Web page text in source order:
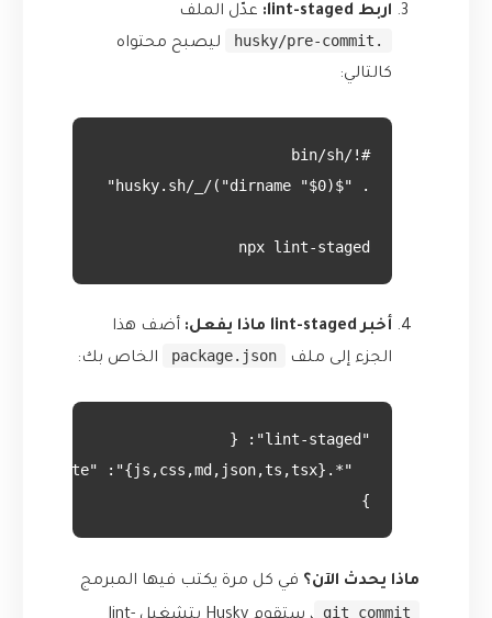
اربط lint-staged:
عدّل الملف
.husky/pre-commit
ليصبح محتواه
كالتالي:
npx lint-staged
أخبر lint-staged ماذا يفعل:
أضف هذا
الجزء إلى ملف
package.json الخاص بك:
}
ماذا يحدث الآن؟ في كل مرة يكتب فيها المبرمج
git commit